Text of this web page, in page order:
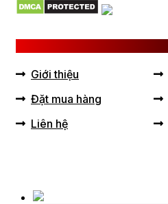
Giới thiệu
Đặt mua hàng
Liên hệ